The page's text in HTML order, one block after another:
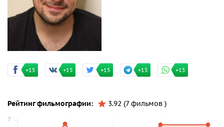
+15 +15 +15 +15 +15
Рейтинг фильмографии: 3.92 (7 фильмов )